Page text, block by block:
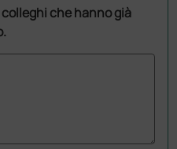
che hanno già